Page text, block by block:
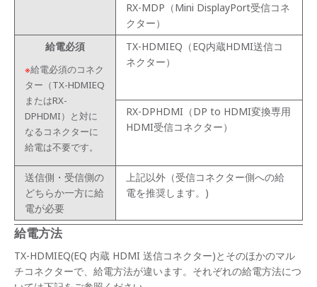
RX-MDP（Mini DisplayPort受信コネ
クター）
給電必須
※給電必須のコネク
ター（TX-HDMIEQ
またはRX-
DPHDMI）と対に
なるコネクターに
給電は不要です。
TX-HDMIEQ（EQ内蔵HDMI送信コ
ネクター）
RX-DPHDMI（DP to HDMI変換専用
HDMI受信コネクター）
送信側・受信側の
どちらか一方に給
電が必要
上記以外（受信コネクター側への給
電を推奨します。)
給電方法
TX-HDMIEQ(EQ 内蔵 HDMI 送信コネクター)とそのほかのマル
チコネクターで、給電方法が違います。それぞれの給電方法につ